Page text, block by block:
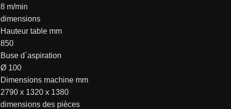
8 m/min
dimensions
Hauteur table mm
850
Buse d´aspiration
Ø 100
Dimensions machine mm
2790 x 1320 x 1380
dimensions des pièces